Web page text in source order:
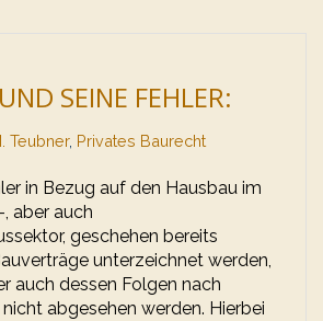
SEINE FEHLER:
Teubner, Privates Baurecht
in Bezug auf den Hausbau im
aber auch
geschehen bereits
unterzeichnet werden,
auch dessen Folgen nach
abgesehen werden. Hierbei